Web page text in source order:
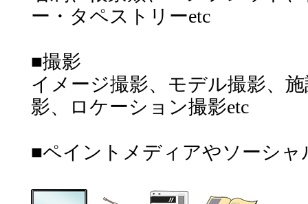
ー・タペストリーetc
■撮影
イメージ撮影、モデル撮影、
影、ロケーション撮影etc
■ペイントメディアやソーシ